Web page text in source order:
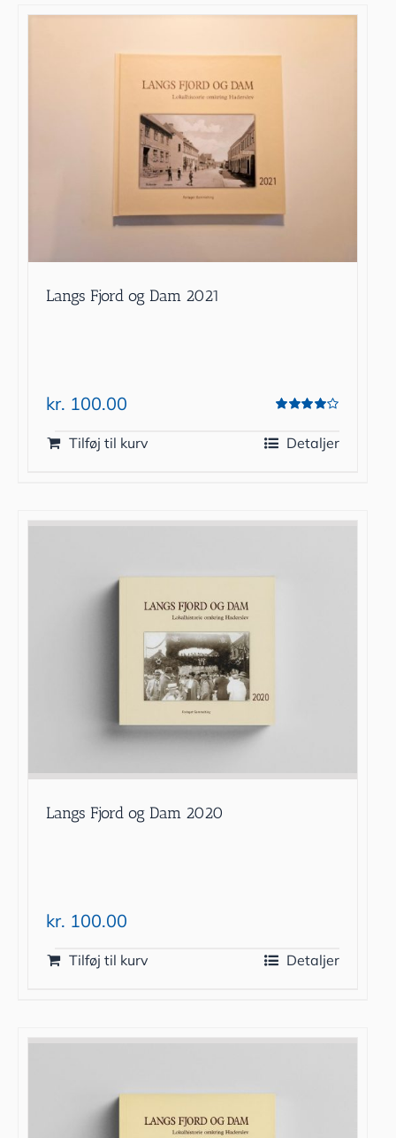
Langs Fjord og Dam 2021
4.00
ud af 5
kr. 100.00
Tilføj til kurv Detaljer
Langs Fjord og Dam 2020
kr. 100.00
Tilføj til kurv Detaljer